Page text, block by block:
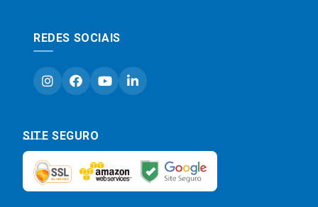
REDES SOCIAIS
SITE SEGURO